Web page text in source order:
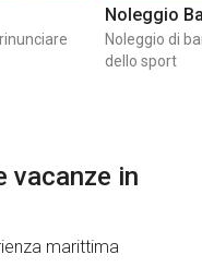
Noleggio
Noleggio di
dello sport
vacanze in
marittima